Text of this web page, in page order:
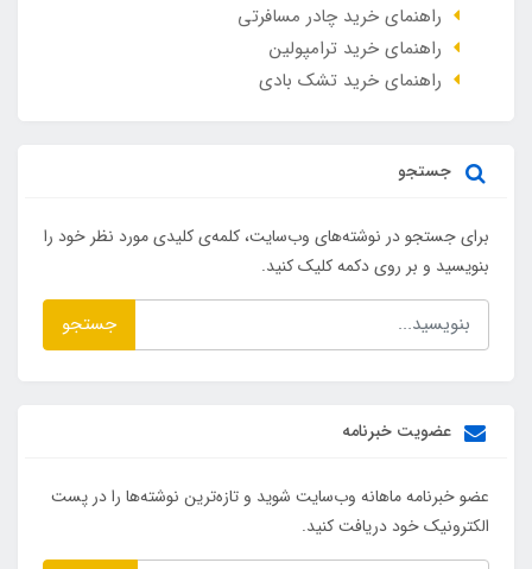
راهنمای خرید چادر مسافرتی
راهنمای خرید ترامپولین
راهنمای خرید تشک بادی
جستجو
برای جستجو در نوشته‌های وب‌سایت، کلمه‌ی کلیدی مورد نظر خود را
بنویسید و بر روی دکمه کلیک کنید.
جستجو
عضویت خبرنامه
عضو خبرنامه ماهانه وب‌سایت شوید و تازه‌ترین نوشته‌ها را در پست
الکترونیک خود دریافت کنید.